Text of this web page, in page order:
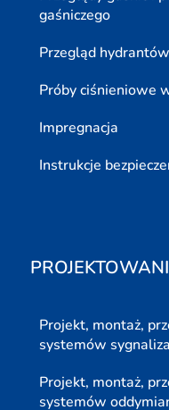
gaśniczego
Przegląd
Próby ciśnieniowe
Impregnacja
Instrukcje
Projekt, montaż,
systemów
Projekt, montaż,
systemów